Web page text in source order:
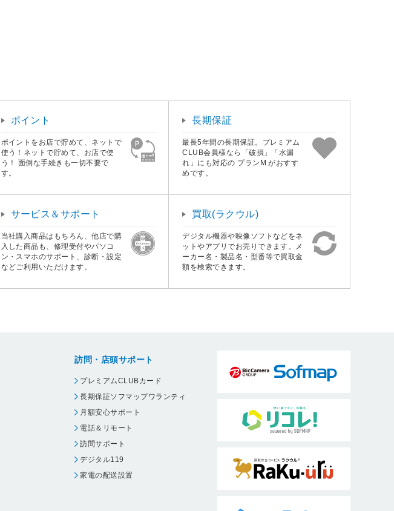
ポイント
ポイントをお店で貯めて、ネットで
使う！ネットで貯めて、お店で使
う！ 面倒な手続きも一切不要で
す。
長期保証
最長5年間の長期保証。プレミアム
CLUB会員様なら「破損」「水漏
れ」にも対応の プランM がおすす
めです。
サービス＆サポート
当社購入商品はもちろん、他店で購
入した商品も、修理受付やパソコ
ン・スマホのサポート、診断・設定
などご利用いただけます。
買取(ラクウル)
デジタル機器や映像ソフトなどをネ
ットやアプリでお売りできます。メ
ーカー名・製品名・型番等で買取金
額を検索できます。
訪問・店頭サポート
プレミアムCLUBカード
長期保証ソフマップワランティ
月額安心サポート
電話＆リモート
訪問サポート
デジタル119
家電の配送設置